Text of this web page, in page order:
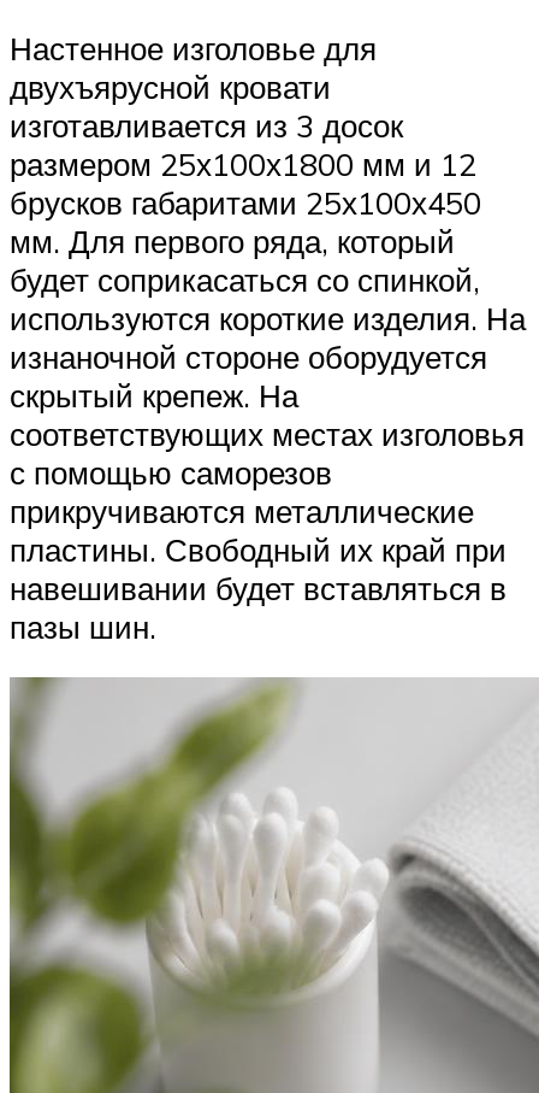
Настенное изголовье для
двухъярусной кровати
изготавливается из 3 досок
размером 25х100х1800 мм и 12
брусков габаритами 25х100х450
мм. Для первого ряда, который
будет соприкасаться со спинкой,
используются короткие изделия. На
изнаночной стороне оборудуется
скрытый крепеж. На
соответствующих местах изголовья
с помощью саморезов
прикручиваются металлические
пластины. Свободный их край при
навешивании будет вставляться в
пазы шин.